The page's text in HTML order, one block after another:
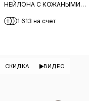
НЕЙЛОНА С КОЖАНЫМИ
CHRISTIAN VILLA ЧЕРНОГО
1 613 на счет
СКИДКА ВИДЕО